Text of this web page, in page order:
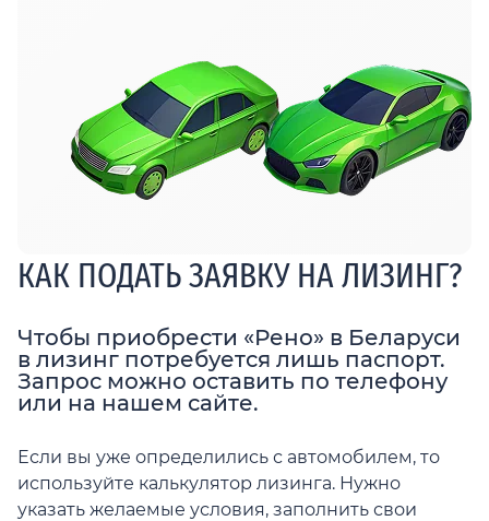
КАК ПОДАТЬ ЗАЯВКУ НА ЛИЗИНГ?
Чтобы приобрести «Рено» в Беларуси
в лизинг потребуется лишь паспорт.
Запрос можно оставить по телефону
или на нашем сайте.
Если вы уже определились с автомобилем, то
используйте калькулятор лизинга. Нужно
указать желаемые условия, заполнить свои